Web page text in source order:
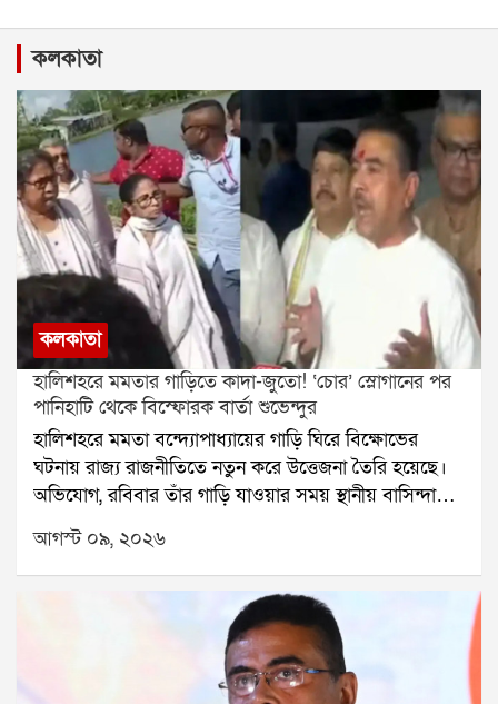
কলকাতা
কলকাতা
হালিশহরে মমতার গাড়িতে কাদা-জুতো! ‘চোর’ স্লোগানের পর
পানিহাটি থেকে বিস্ফোরক বার্তা শুভেন্দুর
হালিশহরে মমতা বন্দ্যোপাধ্যায়ের গাড়ি ঘিরে বিক্ষোভের
ঘটনায় রাজ্য রাজনীতিতে নতুন করে উত্তেজনা তৈরি হয়েছে।
অভিযোগ, রবিবার তাঁর গাড়ি যাওয়ার সময় স্থানীয় বাসিন্দাদের
একাংশ বিক্ষোভ দেখান। সেই সময় গাড়ি লক্ষ্য করে কাদা ও
জুতো ছোড়া হয় বলেও অভিযোগ ওঠে। মমতাকে লক্ষ্য করে
চোর স্লোগানও দেওয়া হয় বলে দাবি।পানিহাটিতে তিলোত্তমার
মৃত্যুবার্ষিকীর অনুষ্ঠানে গিয়ে এই ঘটনা নিয়ে মুখ খুলেছেন
মুখ্যমন্ত্রী শুভেন্দু অধিকারী। তাঁর দাবি, মমতা বন্দ্যোপাধ্যায়ের
নিরাপত্তার জন্য পুলিশ যথেষ্ট ব্যবস্থা করেছিল। টেলিভিশনের
ছবিতে তিনি এক জন সিনিয়র পুলিশ আধিকারিকের নেতৃত্বে
আগস্ট ০৯, ২০২৬